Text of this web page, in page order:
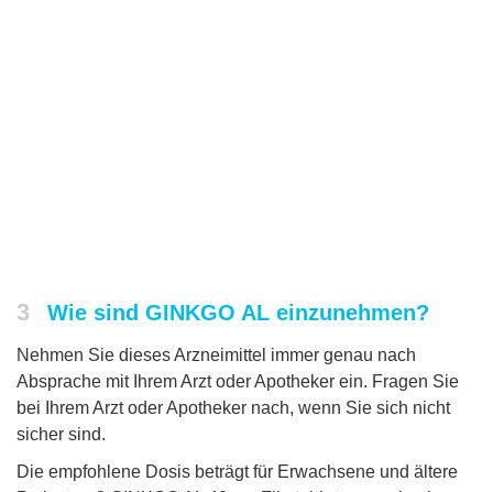
3 Wie sind GINKGO AL einzunehmen?
Nehmen Sie dieses Arzneimittel immer genau nach
Absprache mit Ihrem Arzt oder Apotheker ein. Fragen Sie
bei Ihrem Arzt oder Apotheker nach, wenn Sie sich nicht
sicher sind.
Die empfohlene Dosis beträgt für Erwachsene und ältere